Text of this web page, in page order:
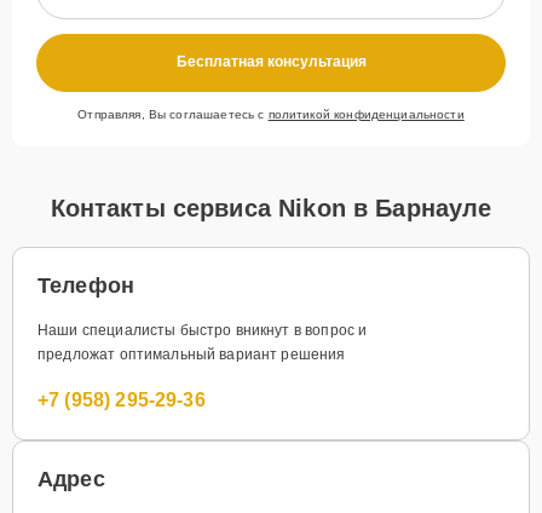
Бесплатная консультация
Отправляя, Вы соглашаетесь с политикой конфиденциальности
Контакты сервиса Nikon в Барнауле
Телефон
Наши специалисты быстро вникнут в вопрос и
предложат оптимальный вариант решения
+7 (958) 295-29-36
Адрес